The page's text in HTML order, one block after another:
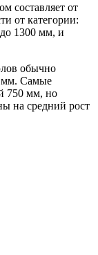
составляет от
от категории:
1300 мм, и
обычно
мм. Самые
750 мм, но
на средний рост